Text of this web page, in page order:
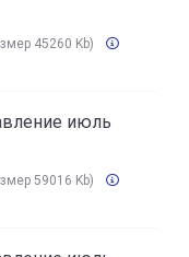
45260 Kb)
июль
59016 Kb)